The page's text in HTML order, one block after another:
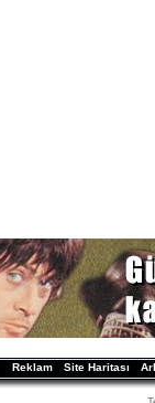
Reklam Site Haritası